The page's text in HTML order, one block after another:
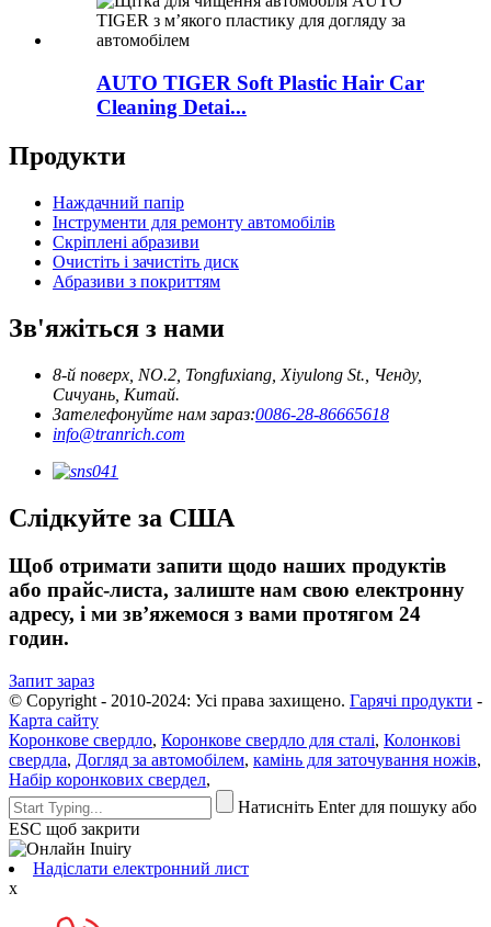
AUTO TIGER Soft Plastic Hair Car
Cleaning Detai...
Продукти
Наждачний папір
Інструменти для ремонту автомобілів
Скріплені абразиви
Очистіть і зачистіть диск
Абразиви з покриттям
Зв'яжіться з нами
8-й поверх, NO.2, Tongfuxiang, Xiyulong St., Ченду,
Сичуань, Китай.
Зателефонуйте нам зараз:0086-28-86665618
info@tranrich.com
Слідкуйте за США
Щоб отримати запити щодо наших продуктів
або прайс-листа, залиште нам свою електронну
адресу, і ми зв’яжемося з вами протягом 24
годин.
Запит зараз
© Copyright - 2010-2024: Усі права захищено. Гарячі продукти -
Карта сайту
Коронкове свердло, Коронкове свердло для сталі, Колонкові
свердла, Догляд за автомобілем, камінь для заточування ножів,
Набір коронкових свердел,
Натисніть Enter для пошуку або
ESC щоб закрити
Надіслати електронний лист
x